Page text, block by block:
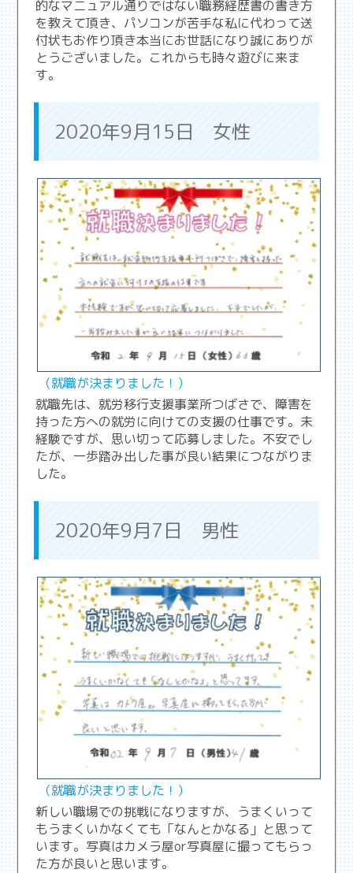
的なマニュアル通りではない職務経歴書の書き方
を教えて頂き、パソコンが苦手な私に代わって送
付状もお作り頂き本当にお世話になり誠にありが
とうございました。これからも時々遊びに来ま
す。
2020年9月15日 女性
（就職が決まりました！）
就職先は、就労移行支援事業所つばさで、障害を
持った方への就労に向けての支援の仕事です。未
経験ですが、思い切って応募しました。不安でし
たが、一歩踏み出した事が良い結果につながりま
した。
2020年9月7日 男性
（就職が決まりました！）
新しい職場での挑戦になりますが、うまくいって
もうまくいかなくても「なんとかなる」と思って
います。写真はカメラ屋or写真屋に撮ってもらっ
た方が良いと思います。